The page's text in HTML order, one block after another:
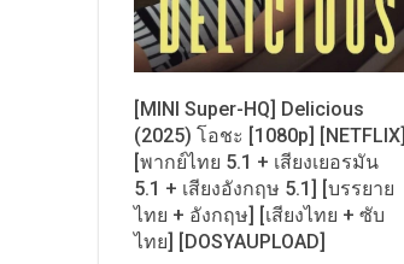
[MINI Super-HQ] Delicious
(2025) โอชะ [1080p] [NETFLIX]
[พากย์ไทย 5.1 + เสียงเยอรมัน
5.1 + เสียงอังกฤษ 5.1] [บรรยาย
ไทย + อังกฤษ] [เสียงไทย + ซับ
ไทย] [DOSYAUPLOAD]